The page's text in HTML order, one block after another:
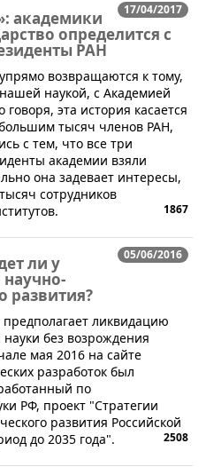
17/04/2017
академики
определится с
РАН
возвращаются к тому,
наукой, с Академией
говоря, эта история касается
тысяч членов РАН,
с тем, что все три
академии взяли
она задевает интересы,
сотрудников
1867
05/06/2016
ли у
научно-
развития?
предполагает ликвидацию
без возрождения
мая 2016 на сайте
разработок был
по
РФ, проект "Стратегии
развития Российской
до 2035 года".
2508